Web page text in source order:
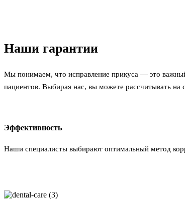
Наши гарантии
Мы понимаем, что исправление прикуса — это
пациентов. Выбирая нас, вы можете рассчитывать на
Эффективность
Наши специалисты выбирают оптимальный метод